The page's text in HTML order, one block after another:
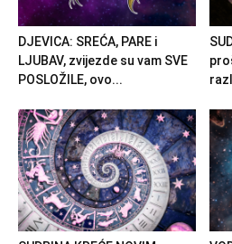
DJEVICA: SREĆA, PARE i
LJUBAV, zvijezde su vam SVE
POSLOŽILE, ovo...